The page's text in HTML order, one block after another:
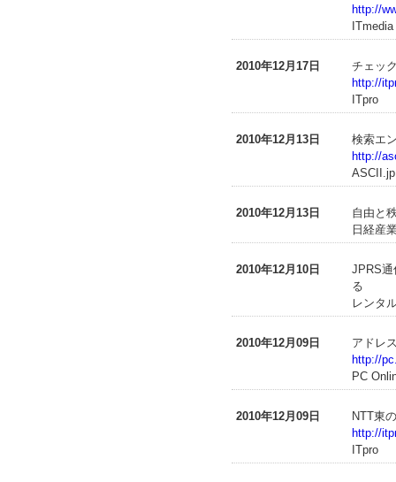
http://
ITmedia
2010年12月17日
チェッ
http://
ITpro
2010年12月13日
検索エ
http://
ASCII.jp
2010年12月13日
自由と
日経産
2010年12月10日
JPRS
る
レンタ
2010年12月09日
アドレ
http://
PC
2010年12月09日
NTT東
http://
ITpro